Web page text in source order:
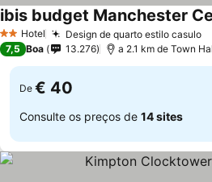
2 Estrelas
Hotel Design de quarto estilo casulo
ibis budget Manchester
7,5 Boa 13.276 a 2.1 km de Town
De € 40
Consulte os preços de 14 sites